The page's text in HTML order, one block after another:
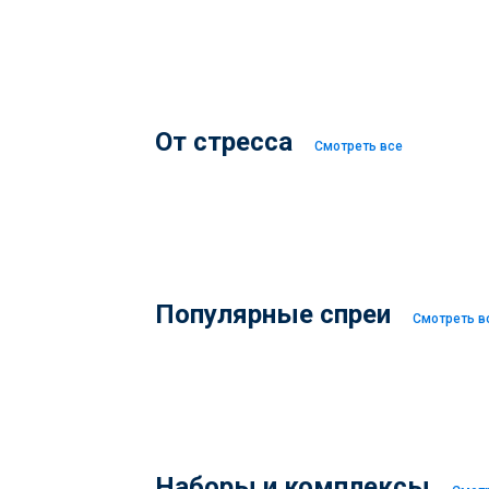
От стресса Смотреть все
Популярные спреи Смотреть